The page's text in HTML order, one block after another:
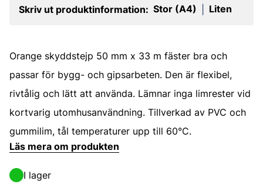
Skriv ut produktinformation: Stor (A4) Liten
Orange skyddstejp 50 mm x 33 m fäster bra och
passar för bygg- och gipsarbeten. Den är flexibel,
rivtålig och lätt att använda. Lämnar inga limrester vid
kortvarig utomhusanvändning. Tillverkad av PVC och
gummilim, tål temperaturer upp till 60°C.
Läs mera om produkten
I lager